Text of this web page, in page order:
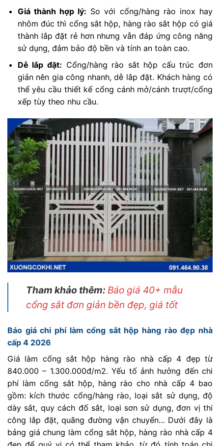
Giá thành hợp lý: So với cổng/hàng rào inox hay
nhôm đúc thì cổng sắt hộp, hàng rào sắt hộp có giá
thành lắp đặt rẻ hơn nhưng vẫn đáp ứng công năng
sử dụng, đảm bảo độ bền và tính an toàn cao.
Dễ lắp đặt: Cổng/hàng rào sắt hộp cấu trúc đơn
giản nên gia công nhanh, dễ lắp đặt. Khách hàng có
thể yêu cầu thiết kế cổng cánh mở/cánh trượt/cổng
xếp tùy theo nhu cầu.
Tham khảo thêm: Báo giá 40+ mẫu
cổng sắt đơn giản bền đẹp, giá tốt
Báo giá chi phí làm cổng sắt hộp hàng rào đẹp nhà
cấp 4 2026
Giá làm cổng sắt hộp hàng rào nhà cấp 4 đẹp từ
840.000 – 1.300.000đ/m2. Yếu tố ảnh hưởng đến chi
phí làm cổng sắt hộp, hàng rào cho nhà cấp 4 bao
gồm: kích thước cổng/hàng rào, loại sắt sử dụng, độ
dày sắt, quy cách đố sắt, loại sơn sử dụng, đơn vị thi
công lắp đặt, quãng đường vận chuyển… Dưới đây là
bảng giá chung làm cổng sắt hộp, hàng rào nhà cấp 4